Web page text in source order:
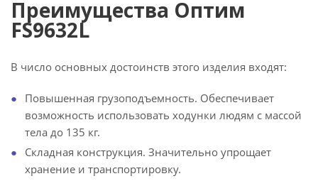
Преимущества Оптим
FS9632L
В число основных достоинств этого изделия входят:
Повышенная грузоподъемность. Обеспечивает
возможность использовать ходунки людям с массой
тела до 135 кг.
Складная конструкция. Значительно упрощает
хранение и транспортировку.